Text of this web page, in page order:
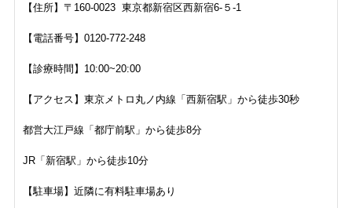
【住所】〒160-0023 東京都新宿区西新宿6-５-1
【電話番号】0120-772-248
【診療時間】10:00~20:00
【アクセス】東京メトロ丸ノ内線「西新宿駅」から徒歩30秒
都営大江戸線「都庁前駅」から徒歩8分
JR「新宿駅」から徒歩10分
【駐車場】近隣に有料駐車場あり